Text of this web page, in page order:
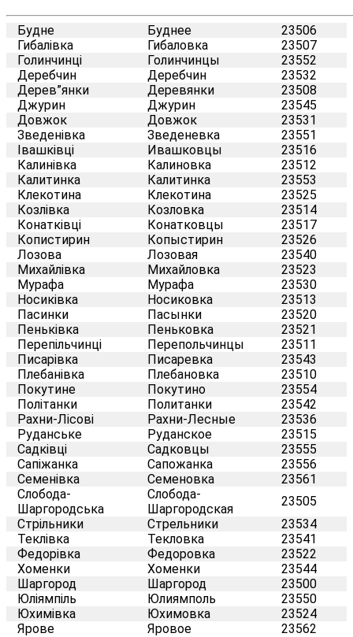
Будне Буднее
23506
Гибалівка
Гибаловка
23507
Голинчинці
Голинчинцы
23552
Деребчин
Деребчин
23532
Дерев”янки
Деревянки
23508
Джурин
Джурин
23545
Довжок
Довжок
23531
Зведенівка
Зведеневка
23551
Івашківці
Ивашковцы
23516
Калинівка
Калиновка
23512
Калитинка
Калитинка
23553
Клекотина
Клекотина
23525
Козлівка
Козловка
23514
Конатківці
Конатковцы
23517
Копистирин
Копыстирин
23526
Лозова
Лозовая
23540
Михайлівка
Михайловка
23523
Мурафа
Мурафа
23530
Носиківка
Носиковка
23513
Пасинки
Пасынки
23520
Пеньківка
Пеньковка
23521
Перепільчинці
Перепольчинцы
23511
Писарівка
Писаревка
23543
Плебанівка
Плебановка
23510
Покутине
Покутино
23554
Політанки
Политанки
23542
Рахни-Лісові
Рахни-Лесные
23536
Руданське
Руданское
23515
Садківці
Садковцы
23555
Сапіжанка
Сапожанка
23556
Семенівка
Семеновка
23561
Слобода-
Шаргородська
Слобода-
Шаргородская
23505
Стрільники
Стрельники
23534
Теклівка
Текловка
23541
Федорівка
Федоровка
23522
Хоменки
Хоменки
23544
Шаргород
Шаргород
23500
Юліямпіль
Юлиямполь
23550
Юхимівка
Юхимовка
23524
Ярове
Яровое 23562